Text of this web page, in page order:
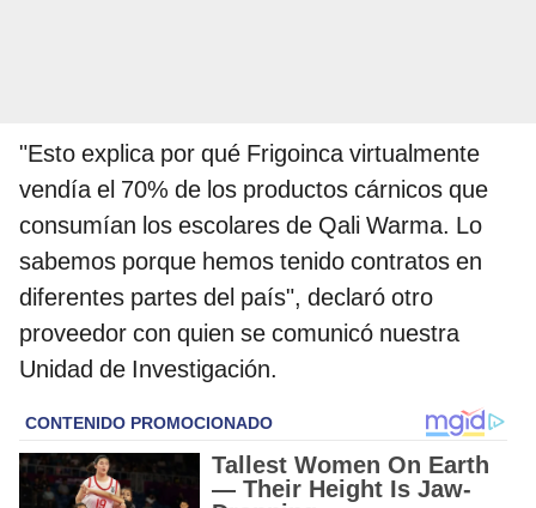
"Esto explica por qué Frigoinca virtualmente
vendía el 70% de los productos cárnicos que
consumían los escolares de Qali Warma. Lo
sabemos porque hemos tenido contratos en
diferentes partes del país", declaró otro
proveedor con quien se comunicó nuestra
Unidad de Investigación.